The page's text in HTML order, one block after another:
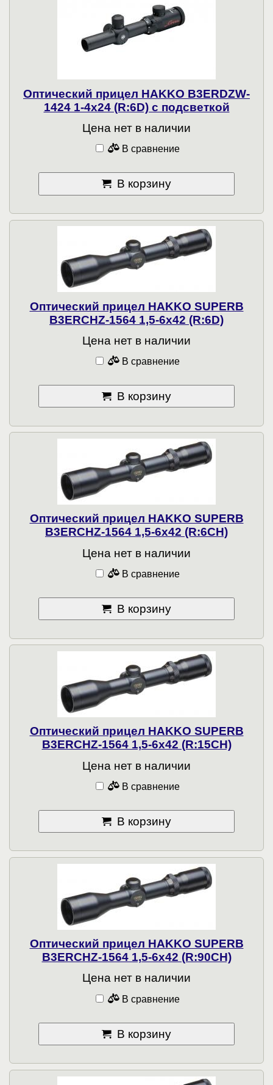
Оптический прицел HAKKO B3ERDZW-
1424 1-4x24 (R:6D) с подсветкой
Цена нет в наличии
В сравнение
В корзину
Оптический прицел HAKKO SUPERB
B3ERСHZ-1564 1,5-6x42 (R:6D)
Цена нет в наличии
В сравнение
В корзину
Оптический прицел HAKKO SUPERB
B3ERСHZ-1564 1,5-6x42 (R:6CH)
Цена нет в наличии
В сравнение
В корзину
Оптический прицел HAKKO SUPERB
B3ERСHZ-1564 1,5-6x42 (R:15CH)
Цена нет в наличии
В сравнение
В корзину
Оптический прицел HAKKO SUPERB
B3ERCHZ-1564 1,5-6x42 (R:90CH)
Цена нет в наличии
В сравнение
В корзину